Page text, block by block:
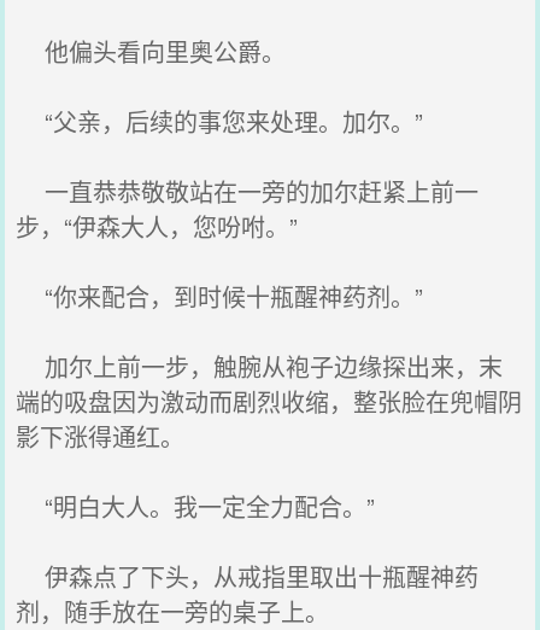
他偏头看向里奥公爵。
“父亲，后续的事您来处理。加尔。”
一直恭恭敬敬站在一旁的加尔赶紧上前一
步，“伊森大人，您吩咐。”
“你来配合，到时候十瓶醒神药剂。”
加尔上前一步，触腕从袍子边缘探出来，末
端的吸盘因为激动而剧烈收缩，整张脸在兜帽阴
影下涨得通红。
“明白大人。我一定全力配合。”
伊森点了下头，从戒指里取出十瓶醒神药
剂，随手放在一旁的桌子上。